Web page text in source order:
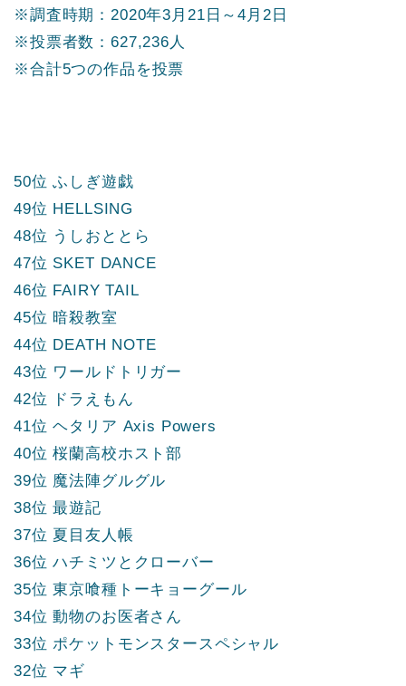
※調査時期：2020年3月21日～4月2日
※投票者数：627,236人
※合計5つの作品を投票
50位 ふしぎ遊戯
49位 HELLSING
48位 うしおととら
47位 SKET DANCE
46位 FAIRY TAIL
45位 暗殺教室
44位 DEATH NOTE
43位 ワールドトリガー
42位 ドラえもん
41位 ヘタリア Axis Powers
40位 桜蘭高校ホスト部
39位 魔法陣グルグル
38位 最遊記
37位 夏目友人帳
36位 ハチミツとクローバー
35位 東京喰種トーキョーグール
34位 動物のお医者さん
33位 ポケットモンスタースペシャル
32位 マギ